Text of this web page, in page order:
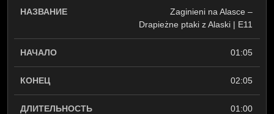
Zaginieni na Alasce –
Drapieżne ptaki z Alaski | E11
01:05
02:05
01:00